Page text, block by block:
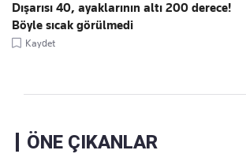
Dışarısı 40, ayaklarının altı 200 derece!
Böyle sıcak görülmedi
Kaydet
ÖNE ÇIKANLAR